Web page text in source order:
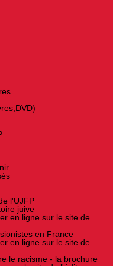
l'UJFP
juive
en ligne sur le site de
en France
en ligne sur le site de
le racisme - la brochure